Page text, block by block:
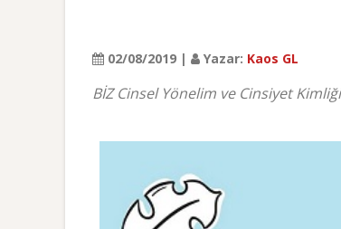
02/08/2019 | Yazar: Kaos GL
BİZ Cinsel Yönelim ve Cinsiyet